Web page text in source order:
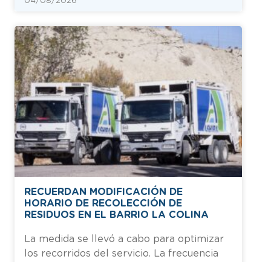
RECUERDAN MODIFICACIÓN DE
HORARIO DE RECOLECCIÓN DE
RESIDUOS EN EL BARRIO LA COLINA
La medida se llevó a cabo para optimizar
los recorridos del servicio. La frecuencia